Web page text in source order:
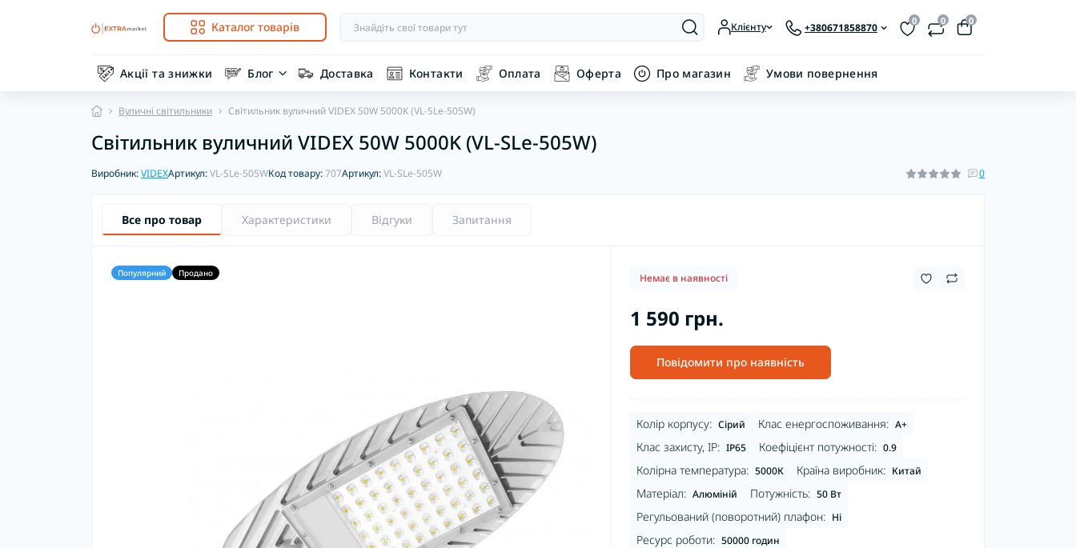
Каталог товарів Клієнту +380671858870
0 0 0
Акції та знижки Блог Доставка Контакти Оплата Оферта Про магазин Умови повернення
Вуличні світильники Світильник вуличний VIDEX 50W 5000K (VL-SLe-505W)
Світильник вуличний VIDEX 50W 5000K (VL-SLe-505W)
Виробник:VIDEXАртикул:VL-SLe-505WКод товару:707Артикул:VL-SLe-505W 0
Все про товар Характеристики Відгуки Запитання
Популярний Продано Немає в наявності
1 590 грн.
Повідомити про наявність
Колір корпусу: Сірий Клас енергоспоживання: A+
Клас захисту, IP: IP65 Коефіцієнт потужності: 0.9
Колірна температура: 5000К Країна виробник: Китай
Матеріал: Алюміній Потужність: 50 Вт
Регульований (поворотний) плафон: Ні
Ресурс роботи: 50000 годин